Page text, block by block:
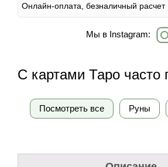
Онлайн-оплата, безналичный расчет
Мы в Instagram:
С картами Таро часто
Посмотреть все Руны